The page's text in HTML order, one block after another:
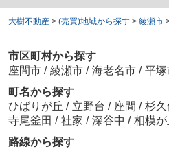
大樹不動産 > (売買)地域から探す > 綾瀬市
市区町村から探す
座間市 / 綾瀬市 / 海老名市 / 平塚
町名から探す
ひばりが丘 / 立野台 / 座間 / 杉
寺尾釜田 / 社家 / 深谷中 / 相模が
路線から探す